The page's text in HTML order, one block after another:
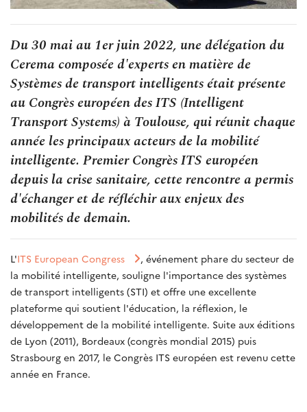
Du 30 mai au 1er juin 2022, une délégation du
Cerema composée d'experts en matière de
Systèmes de transport intelligents était présente
au Congrès européen des ITS (Intelligent
Transport Systems) à Toulouse, qui réunit chaque
année les principaux acteurs de la mobilité
intelligente. Premier Congrès ITS européen
depuis la crise sanitaire, cette rencontre a permis
d'échanger et de réfléchir aux enjeux des
mobilités de demain.
L'ITS European Congress
, événement phare du secteur de
la mobilité intelligente, souligne l'importance des systèmes
de transport intelligents (STI) et offre une excellente
plateforme qui soutient l'éducation, la réflexion, le
développement de la mobilité intelligente. Suite aux éditions
de Lyon (2011), Bordeaux (congrès mondial 2015) puis
Strasbourg en 2017, le Congrès ITS européen est revenu cette
année en France.